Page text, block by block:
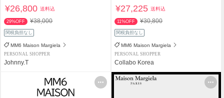
¥26,800送料込
29%OFF ¥38,000
関税負担なし
MM6 Maison Margiela
PERSONAL SHOPPER
Johnny.T
¥27,225送料込
11%OFF ¥30,800
関税負担なし
MM6 Maison Margiela
PERSONAL SHOPPER
Collabo Korea